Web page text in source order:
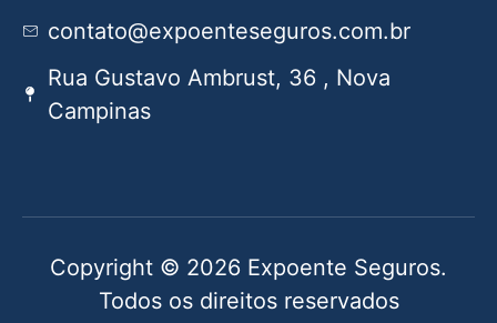
contato@expoenteseguros.com.br
Rua Gustavo Ambrust, 36 , Nova
Campinas
Copyright © 2026 Expoente Seguros.
Todos os direitos reservados